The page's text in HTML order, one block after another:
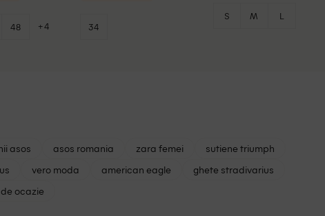
48 +4 34
S M L
asos asos romania zara femei
sutiene triumph
vero moda american eagle
ghete stradivarius
ocazie